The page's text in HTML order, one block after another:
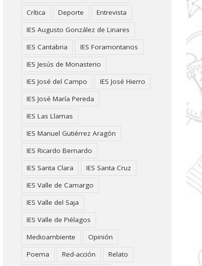
Crítica
Deporte
Entrevista
IES Augusto González de Linares
IES Cantabria
IES Foramontanos
IES Jesús de Monasterio
IES José del Campo
IES José Hierro
IES José María Pereda
IES Las Llamas
IES Manuel Gutiérrez Aragón
IES Ricardo Bernardo
IES Santa Clara
IES Santa Cruz
IES Valle de Camargo
IES Valle del Saja
IES Valle de Piélagos
Medioambiente
Opinión
Poema
Red-acción
Relato